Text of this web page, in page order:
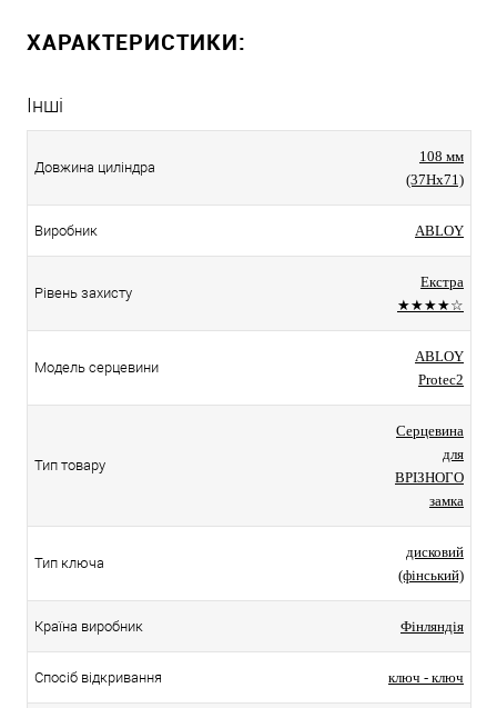
ХАРАКТЕРИСТИКИ:
Інші
Довжина циліндра
108 мм
(37Hx71)
Виробник ABLOY
Рівень захисту
Екстра
★★★★☆
Модель серцевини
ABLOY
Protec2
Тип товару
Серцевина
для
ВРІЗНОГО
замка
Тип ключа
дисковий
(фінський)
Країна виробник Фінляндія
Спосіб відкривання ключ - ключ